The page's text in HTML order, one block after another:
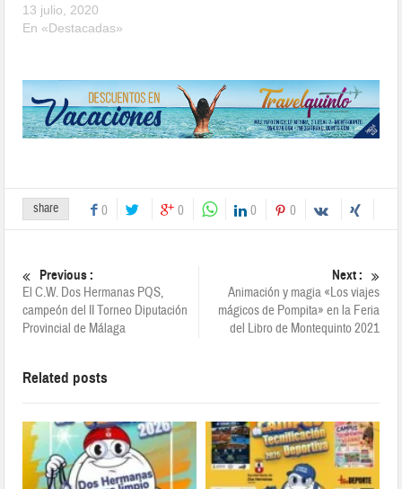
13 julio, 2020
En «Destacadas»
share 0 0 0 0
Previous :
El C.W. Dos Hermanas PQS,
campeón del II Torneo Diputación
Provincial de Málaga
Next :
Animación y magia «Los viajes
mágicos de Pompita» en la Feria
del Libro de Montequinto 2021
Related posts